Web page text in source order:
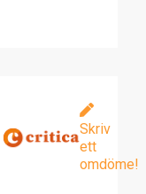
Skriv
ett
omdöme!